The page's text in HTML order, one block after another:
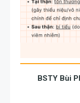
BSTY Bùi